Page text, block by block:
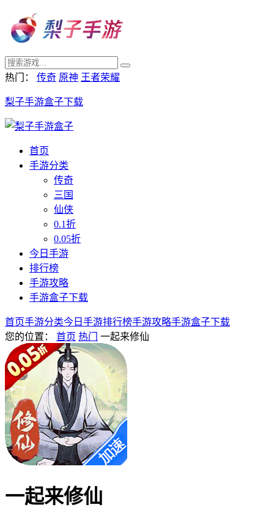
热门： 传奇 原神 王者荣耀
梨子手游盒子下载
首页
手游分类
传奇
三国
仙侠
0.1折
0.05折
今日手游
排行榜
手游攻略
手游盒子下载
首页手游分类今日手游排行榜手游攻略手游盒子下载
您的位置：
首页 热门 一起来修仙
一起来修仙